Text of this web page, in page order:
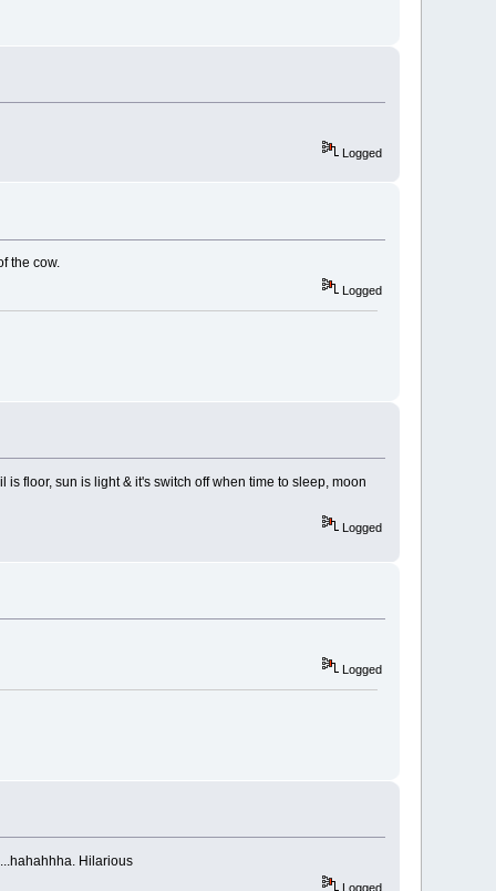
Logged
the cow.
Logged
floor, sun is light & it's switch off when time to sleep, moon
Logged
Logged
Hilarious
Logged